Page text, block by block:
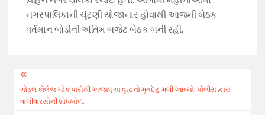
નગરપાલિકાની ચૂંટણી યોજાનાર હોવાથી આજની બેઠક
વર્તમાન બોડીની અંતિમ બજેટ બેઠક બની રહી.
Post
navigation
ગોંડલ કોલેજ ચોક પાસેથી અજાણ્યા વૃદ્ધનો મૃતદેહ મળી આવ્યો: પોલીસ દ્વારા
વાલીવારસોની શોધખોળ.